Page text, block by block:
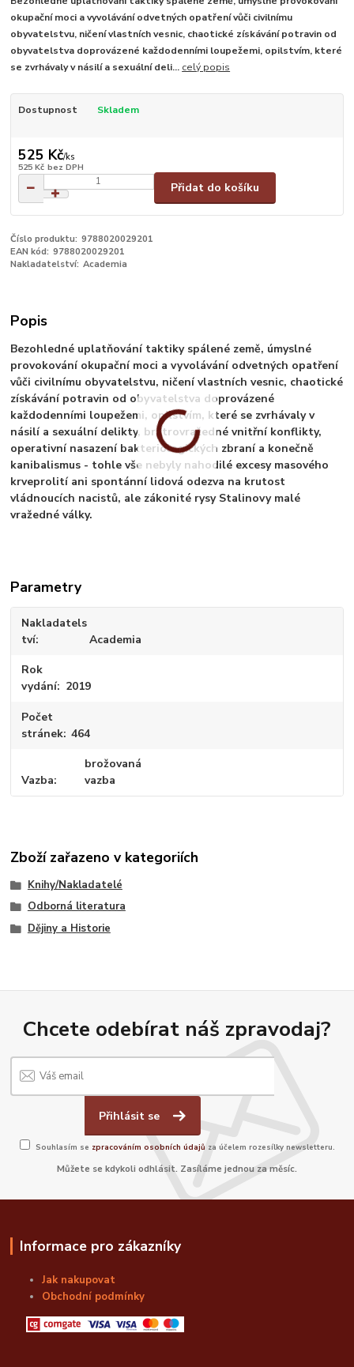
okupační moci a vyvolávání odvetných opatření vůči civilnímu
obyvatelstvu, ničení vlastních vesnic, chaotické získávání potravin od
obyvatelstva doprovázené každodenními loupežemi, opilstvím, které
se zvrhávaly v násilí a sexuální deli... celý popis
Dostupnost Skladem
525 Kč/ks
525 Kč bez DPH
Přidat do košíku
Číslo produktu: 9788020029201
EAN kód: 9788020029201
Nakladatelství: Academia
Popis
Bezohledné uplatňování taktiky spálené země, úmyslné
provokování okupační moci a vyvolávání odvetných opatření
vůči civilnímu obyvatelstvu, ničení vlastních vesnic, chaotické
získávání potravin od obyvatelstva doprovázené
každodenními loupežemi, opilstvím, které se zvrhávaly v
násilí a sexuální delikty, bratrovražedné vnitřní konflikty,
operativní nasazení bakteriologických zbraní a konečně
kanibalismus - tohle vše nebyly nahodilé excesy masového
krveprolití ani spontánní lidová odezva na krutost
vládnoucích nacistů, ale zákonité rysy Stalinovy malé
vražedné války.
Parametry
Nakladatels
tví
Academia
Rok
vydání
2019
Počet
stránek 464
Vazba
brožovaná
vazba
Zboží zařazeno v kategoriích
Knihy/Nakladatelé
Odborná literatura
Dějiny a Historie
Chcete odebírat náš zpravodaj?
Přihlásit se
Souhlasím se zpracováním osobních údajů za účelem rozesílky newsletteru.
Můžete se kdykoli odhlásit. Zasíláme jednou za měsíc.
Informace pro zákazníky
Jak nakupovat
Obchodní podmínky